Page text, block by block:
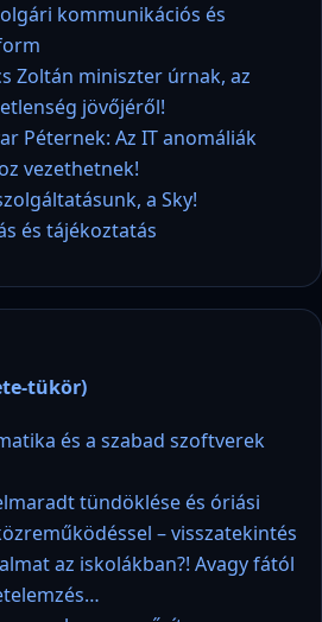
kommunikációs és
Zoltán miniszter úrnak, az
jövőjéről!
Péternek: Az IT anomáliák
vezethetnek!
a Sky!
és tájékoztatás
tükör)
és a szabad szoftverek
tündöklése és óriási
– visszatekintés
az iskolákban?! Avagy fától